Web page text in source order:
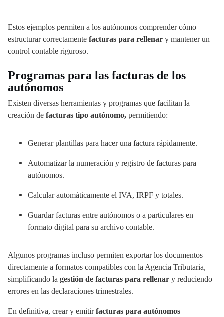
Estos ejemplos permiten a los autónomos comprender cómo
estructurar correctamente facturas para rellenar y mantener un
control contable riguroso.
Programas para las facturas de los
autónomos
Existen diversas herramientas y programas que facilitan la
creación de facturas tipo autónomo, permitiendo:
Generar plantillas para hacer una factura rápidamente.
Automatizar la numeración y registro de facturas para
autónomos.
Calcular automáticamente el IVA, IRPF y totales.
Guardar facturas entre autónomos o a particulares en
formato digital para su archivo contable.
Algunos programas incluso permiten exportar los documentos
directamente a formatos compatibles con la Agencia Tributaria,
simplificando la gestión de facturas para rellenar y reduciendo
errores en las declaraciones trimestrales.
En definitiva, crear y emitirfacturas para autónomos